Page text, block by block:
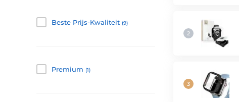
Beste Prijs-Kwaliteit (9)
Premium (1)